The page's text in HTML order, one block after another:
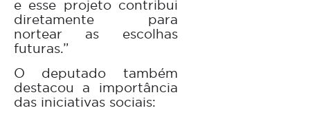
e esse projeto contribui
diretamente para
nortear as escolhas
futuras.”
O deputado também
destacou a importância
das iniciativas sociais: